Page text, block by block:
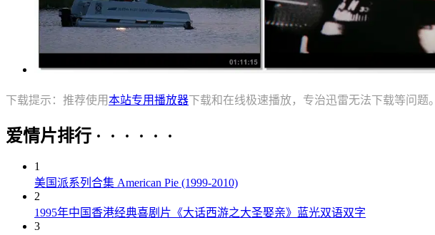
下载提示：推荐使用本站专用播放器下载和在线极速播放，专治迅雷无法下载等问题。
爱情片排行 · · · · · ·
1
美国派系列合集 American Pie (1999-2010)
2
1995年中国香港经典喜剧片《大话西游之大圣娶亲》蓝光双语双字
3